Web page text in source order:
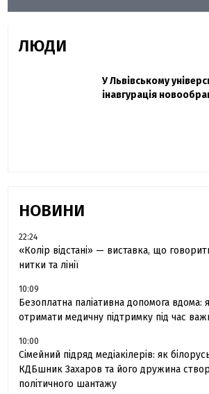
ЛЮДИ
Павло Дак
Захисник "Азовсталі"
одружився та показав
У Львівському
інавгурація
НОВИНИ
22:24
«Колір відстані» — виставка, що
нитки та лінії
10:09
Безоплатна паліативна допомога вдома:
отримати медичну підтримку під час
10:00
Сімейний підряд медіакілерів: як
КДБшник Захаров та його дружина
політичного шантажу